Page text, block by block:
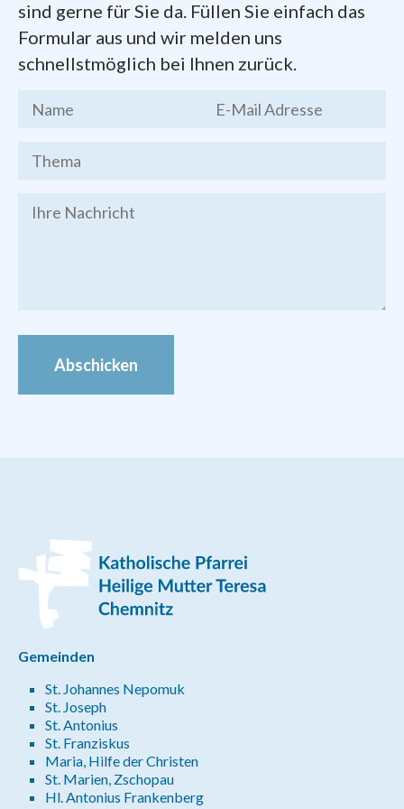
Dokumente zum Gründungsprozess der
Pfarreifinden Sie hier zum Herunterladen:
Kernthesen des Chemnitzer
Stadtgesprächs, Endfassung vom 19.
Brief des Bischofs Heinrich
Festschrift
sind gerne für Sie da. Füllen Sie einfach das
Formular aus und wir melden uns
schnellstmöglich bei Ihnen zurück.
Abschicken
Gemeinden
St. Johannes Nepomuk
St. Joseph
St. Antonius
St. Franziskus
Maria, Hilfe der Christen
St. Marien, Zschopau
Hl. Antonius Frankenberg